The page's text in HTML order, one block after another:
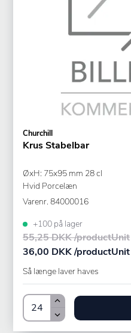
Churchill
Krus Stabelbar
ØxH: 75x95 mm 28 cl
Hvid Porcelæn
Varenr. 84000016
+100 på lager
55,25 DKK /productUnit
36,00 DKK /productUnit
Så længe laver haves